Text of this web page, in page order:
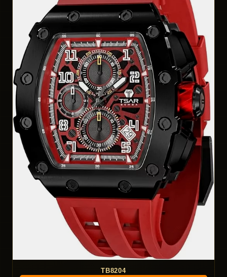
TB8204